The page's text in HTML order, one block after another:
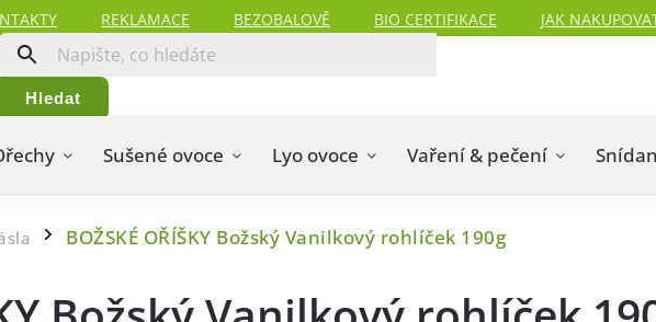
REKLAMACE BEZOBALOVĚ BIO CERTIFIKACE JAK
Hledat
Sušené ovoce Lyo ovoce Vaření & pečení
/ BOŽSKÉ OŘÍŠKY Božský Vanilkový rohlíček 190g